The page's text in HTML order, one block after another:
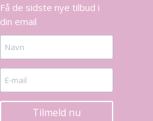
Få de sidste nye tilbud i
din email
Tilmeld nu